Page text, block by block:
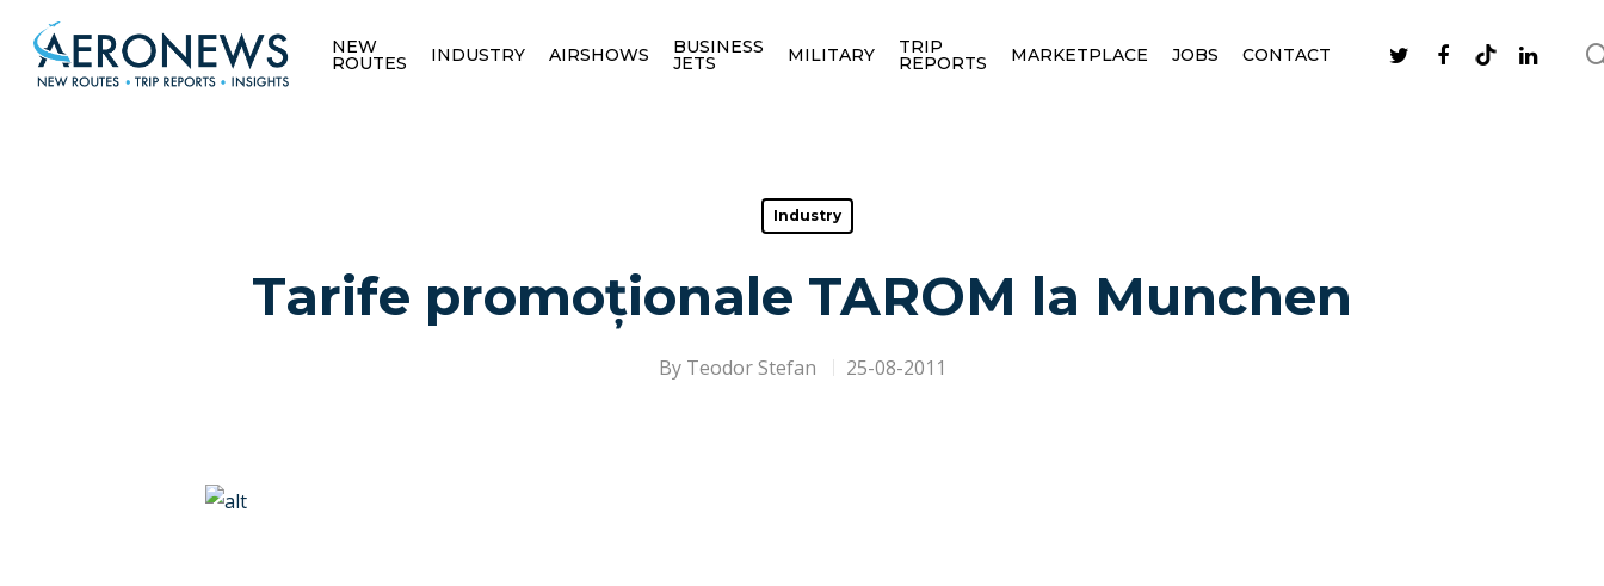
NEW
ROUTES INDUSTRY AIRSHOWS BUSINESS
JETS MILITARY TRIP
REPORTS MARKETPLACE JOBS CONTACT
Industry
Tarife promoționale TAROM la Munchen
By Teodor Stefan 25-08-2011